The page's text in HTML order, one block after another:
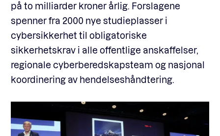
på to milliarder kroner årlig. Forslagene
spenner fra 2000 nye studieplasser i
cybersikkerhet til obligatoriske
sikkerhetskrav i alle offentlige anskaffelser,
regionale cyberberedskapsteam og nasjonal
koordinering av hendelseshåndtering.